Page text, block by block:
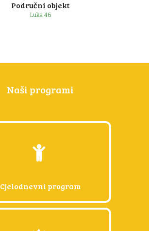
Područni objekt
Luka 46
Naši programi
Cjelodnevni program